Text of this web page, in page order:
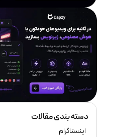
دسته بندی مقالات
اینستاگرام